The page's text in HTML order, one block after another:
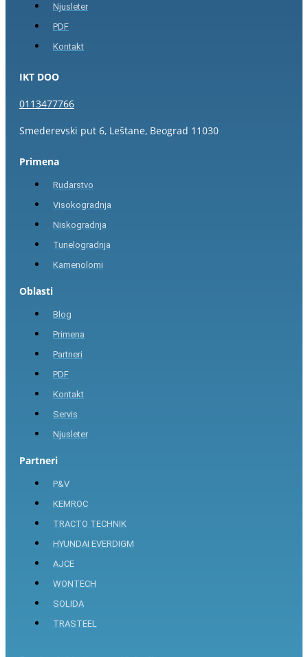
Njusleter
PDF
Kontakt
IKT DOO
0113477766
Smederevski put 6, Leštane, Beograd 11030
Primena
Rudarstvo
Visokogradnja
Niskogradnja
Tunelogradnja
Kamenolomi
Oblasti
Blog
Primena
Partneri
PDF
Kontakt
Servis
Njusleter
Partneri
P&V
KEMROC
TRACTO TECHNIK
HYUNDAI EVERDIGM
AJCE
WONTECH
SOLIDA
TRASTEEL